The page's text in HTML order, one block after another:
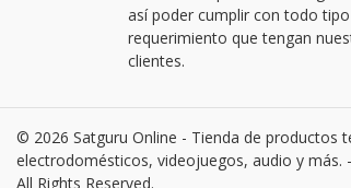
así poder cumplir con todo
requerimiento que tengan
clientes.
© 2026 Satguru Online - Tienda de productos
electrodomésticos, videojuegos, audio y más.
All Rights Reserved.